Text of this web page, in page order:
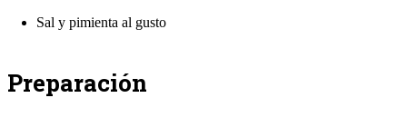
Sal y pimienta al gusto
Preparación